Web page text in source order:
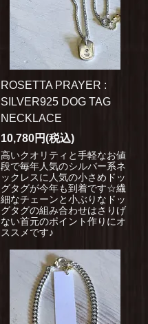
ROSETTA PRAYER :
SILVER925 DOG TAG
NECKLACE
10,780円(税込)
高いクオリティと手軽なお値
段で毎年人気のシルバー系ネ
ックレスに人気の小さめドッ
グタグが今年も到着です☆繊
細なチェーンと小ぶりなドッ
グタグの組み合わせはさりげ
ない首元のポイント作りにオ
ススメです♪